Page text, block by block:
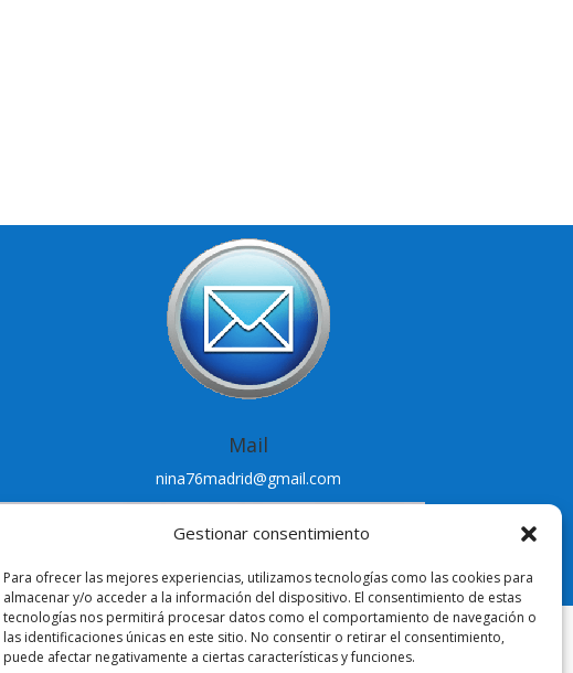
Gestionar consentimiento
Para ofrecer las mejores experiencias, utilizamos tecnologías como las cookies para
almacenar y/o acceder a la información del dispositivo. El consentimiento de estas
tecnologías nos permitirá procesar datos como el comportamiento de navegación o
las identificaciones únicas en este sitio. No consentir o retirar el consentimiento,
puede afectar negativamente a ciertas características y funciones.
Mail
nina76madrid@gmail.com